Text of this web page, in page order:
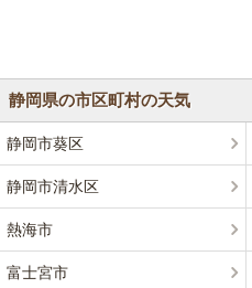
静岡県の市区町村の天気
静岡市葵区
静岡市清水区
熱海市
富士宮市